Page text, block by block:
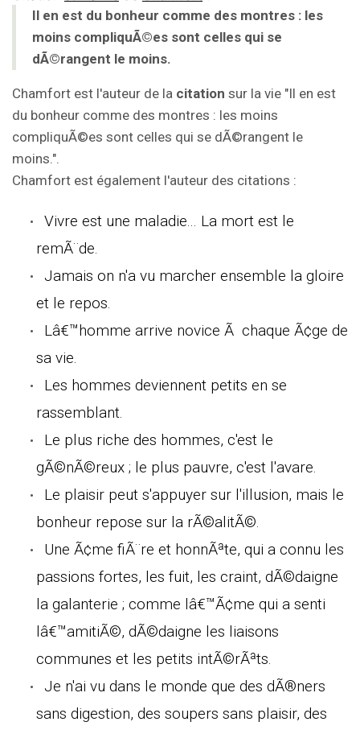
Il en est du bonheur comme des montres : les
moins compliquÃ©es sont celles qui se
dÃ©rangent le moins.
Chamfort est l'auteur de la citation sur la vie "Il en est
du bonheur comme des montres : les moins
compliquÃ©es sont celles qui se dÃ©rangent le
moins.".
Chamfort est également l'auteur des citations :
Vivre est une maladie... La mort est le
remÃ¨de.
Jamais on n'a vu marcher ensemble la gloire
et le repos.
Lâ€™homme arrive novice Ã chaque Ã¢ge de
sa vie.
Les hommes deviennent petits en se
rassemblant.
Le plus riche des hommes, c'est le
gÃ©nÃ©reux ; le plus pauvre, c'est l'avare.
Le plaisir peut s'appuyer sur l'illusion, mais le
bonheur repose sur la rÃ©alitÃ©.
Une Ã¢me fiÃ¨re et honnÃªte, qui a connu les
passions fortes, les fuit, les craint, dÃ©daigne
la galanterie ; comme lâ€™Ã¢me qui a senti
lâ€™amitiÃ©, dÃ©daigne les liaisons
communes et les petits intÃ©rÃªts.
Je n'ai vu dans le monde que des dÃ®ners
sans digestion, des soupers sans plaisir, des